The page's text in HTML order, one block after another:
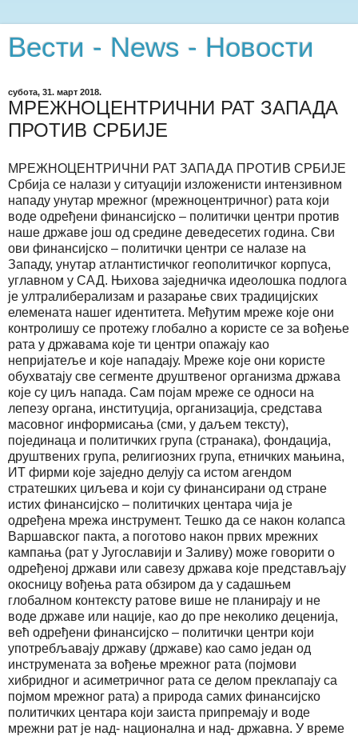
Вести - News - Новости
субота, 31. март 2018.
МРЕЖНОЦЕНТРИЧНИ РАТ ЗАПАДА
ПРОТИВ СРБИЈЕ
МРЕЖНОЦЕНТРИЧНИ РАТ ЗАПАДА ПРОТИВ СРБИЈЕ
Србија се налази у ситуацији изложенисти интензивном
нападу унутар мрежног (мрежноцентричног) рата који
воде одређени финансијско – политички центри против
наше државе још од средине деведесетих година. Сви
ови финансијско – политички центри се налазе на
Западу, унутар атлантистичког геополитичког корпуса,
углавном у САД. Њихова заједничка идеолошка подлога
је ултралиберализам и разарање свих традицијских
елемената нашег идентитета. Међутим мреже које они
контролишу се протежу глобално а користе се за вођење
рата у државама које ти центри опажају као
непријатеље и које нападају. Мреже које они користе
обухватају све сегменте друштвеног организма држава
које су циљ напада. Сам појам мреже се односи на
лепезу органа, институција, организација, средстава
масовног информисања (сми, у даљем тексту),
појединаца и политичких група (странака), фондација,
друштвених група, религиозних група, етничких мањина,
ИТ фирми које заједно делују са истом агендом
стратешких циљева и који су финансирани од стране
истих финансијско – политичких центара чија је
одређена мрежа инструмент. Тешко да се након колапса
Варшавског пакта, а поготово након првих мрежних
кампања (рат у Југославији и Заливу) може говорити о
одређеној држави или савезу држава које представљају
окосницу вођења рата обзиром да у садашњем
глобалном контексту ратове више не планирају и не
воде државе или нације, као до пре неколико деценија,
већ одређени финансијско – политички центри који
употребљавају државу (државе) као само један од
инструмената за вођење мрежног рата (појмови
хибридног и асиметричног рата се делом преклапају са
појмом мрежног рата) а природа самих финансијско
политичких центара који заиста припремају и воде
мрежни рат је над- национална и над- државна. У време